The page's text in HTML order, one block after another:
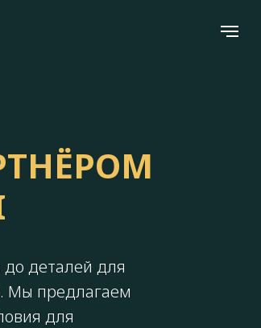
деталей для
Мы предлагаем
для